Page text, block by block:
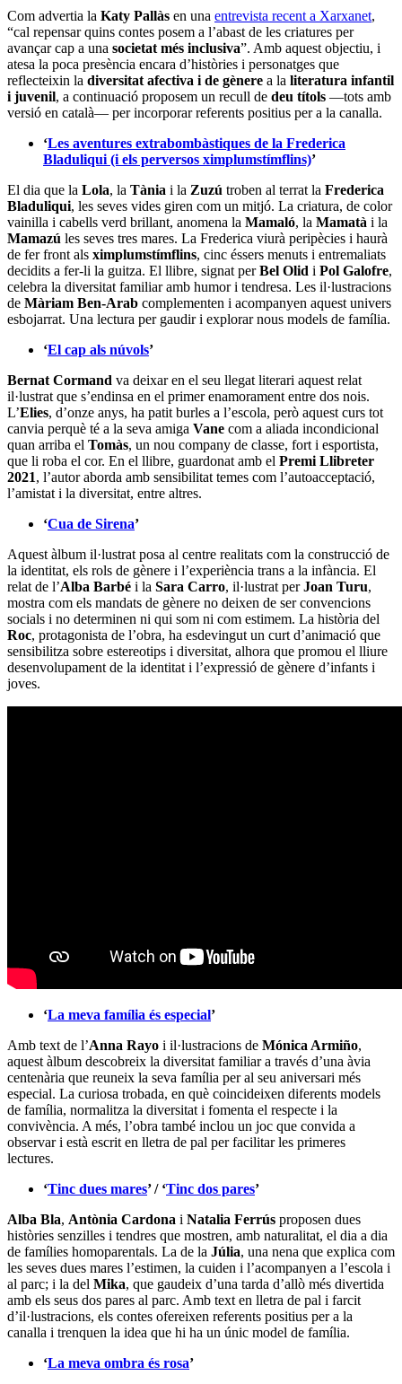
Com advertia la Katy Pallàs en una entrevista recent a Xarxanet,
“cal repensar quins contes posem a l’abast de les criatures per
avançar cap a una societat més inclusiva”. Amb aquest objectiu, i
atesa la poca presència encara d’històries i personatges que
reflecteixin la diversitat afectiva i de gènere a la literatura infantil
i juvenil, a continuació proposem un recull de deu títols —tots amb
versió en català— per incorporar referents positius per a la canalla.
‘Les aventures extrabombàstiques de la Frederica
Bladuliqui (i els perversos ximplumstímflins)’
El dia que la Lola, la Tània i la Zuzú troben al terrat la Frederica
Bladuliqui, les seves vides giren com un mitjó. La criatura, de color
vainilla i cabells verd brillant, anomena la Mamaló, la Mamatà i la
Mamazú les seves tres mares. La Frederica viurà peripècies i haurà
de fer front als ximplumstímflins, cinc éssers menuts i entremaliats
decidits a fer-li la guitza. El llibre, signat perBel Olid i Pol Galofre,
celebra la diversitat familiar amb humor i tendresa. Les il·lustracions
de Màriam Ben-Arab complementen i acompanyen aquest univers
esbojarrat. Una lectura per gaudir i explorar nous models de família.
‘El cap als núvols’
Bernat Cormand va deixar en el seu llegat literari aquest relat
il·lustrat que s’endinsa en el primer enamorament entre dos nois.
L’Elies, d’onze anys, ha patit burles a l’escola, però aquest curs tot
canvia perquè té a la seva amiga Vane com a aliada incondicional
quan arriba el Tomàs, un nou company de classe, fort i esportista,
que li roba el cor. En el llibre, guardonat amb el Premi Llibreter
2021, l’autor aborda amb sensibilitat temes com l’autoacceptació,
l’amistat i la diversitat, entre altres.
‘Cua de Sirena’
Aquest àlbum il·lustrat posa al centre realitats com la construcció de
la identitat, els rols de gènere i l’experiència trans a la infància. El
relat de l’Alba Barbé i la Sara Carro, il·lustrat perJoan Turu,
mostra com els mandats de gènere no deixen de ser convencions
socials i no determinen ni qui som ni com estimem. La història del
Roc, protagonista de l’obra, ha esdevingut un curt d’animació que
sensibilitza sobre estereotips i diversitat, alhora que promou el lliure
desenvolupament de la identitat i l’expressió de gènere d’infants i
joves.
‘La meva família és especial’
Amb text de l’Anna Rayo i il·lustracions de Mónica Armiño,
aquest àlbum descobreix la diversitat familiar a través d’una àvia
centenària que reuneix la seva família per al seu aniversari més
especial. La curiosa trobada, en què coincideixen diferents models
de família, normalitza la diversitat i fomenta el respecte i la
convivència. A més, l’obra també inclou un joc que convida a
observar i està escrit en lletra de pal per facilitar les primeres
lectures.
‘Tinc dues mares’ / ‘Tinc dos pares’
Alba Bla, Antònia Cardona i Natalia Ferrús proposen dues
històries senzilles i tendres que mostren, amb naturalitat, el dia a dia
de famílies homoparentals. La de la Júlia, una nena que explica com
les seves dues mares l’estimen, la cuiden i l’acompanyen a l’escola i
al parc; i la del Mika, que gaudeix d’una tarda d’allò més divertida
amb els seus dos pares al parc. Amb text en lletra de pal i farcit
d’il·lustracions, els contes ofereixen referents positius per a la
canalla i trenquen la idea que hi ha un únic model de família.
‘La meva ombra és rosa’